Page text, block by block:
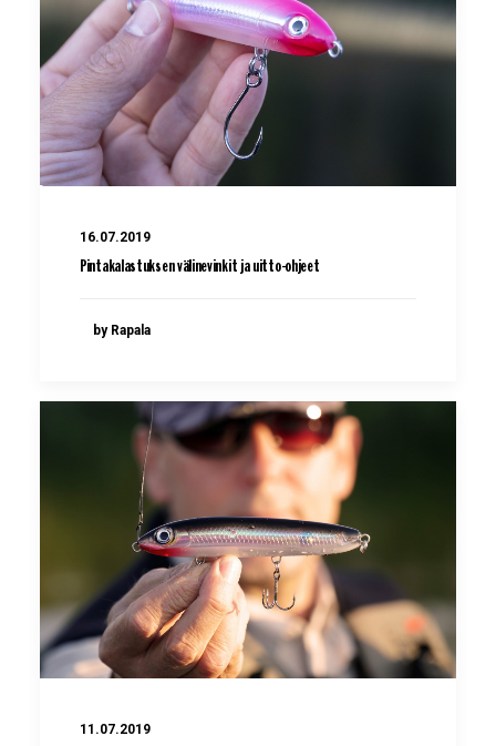
16.07.2019
Pintakalastuksen välinevinkit ja uitto-ohjeet
by Rapala
11.07.2019